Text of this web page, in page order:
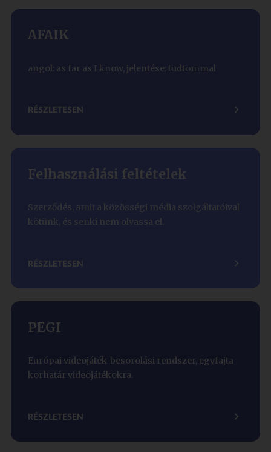
AFAIK
angol: as far as I know, jelentése: tudtommal
RÉSZLETESEN
Felhasználási feltételek
Szerződés, amit a közösségi média szolgáltatóival
kötünk, és senki nem olvassa el.
RÉSZLETESEN
PEGI
Európai videojáték-besorolási rendszer, egyfajta
korhatár videojátékokra.
RÉSZLETESEN